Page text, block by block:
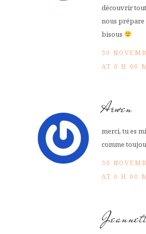
découvrir
nous prépare
bisous
30
AT 0 H 00
Arwen
merci, tu es
comme
30
AT 0 H 00